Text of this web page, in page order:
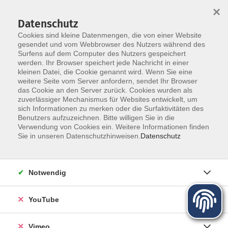
Zum Hauptinhalt springen
Der Kurs konnte nicht gefunden werden.
Über uns
Kursleiter
Partner und Referenzen
Datenschutz
Cookies sind kleine Datenmengen, die von einer Website
gesendet und vom Webbrowser des Nutzers während des
Surfens auf dem Computer des Nutzers gespeichert
werden. Ihr Browser speichert jede Nachricht in einer
kleinen Datei, die Cookie genannt wird. Wenn Sie eine
weitere Seite vom Server anfordern, sendet Ihr Browser
das Cookie an den Server zurück. Cookies wurden als
zuverlässiger Mechanismus für Websites entwickelt, um
sich Informationen zu merken oder die Surfaktivitäten des
Benutzers aufzuzeichnen. Bitte willigen Sie in die
Verwendung von Cookies ein. Weitere Informationen finden
Sie in unseren Datenschutzhinweisen. Datenschutz
×
Notwendig
YouTube